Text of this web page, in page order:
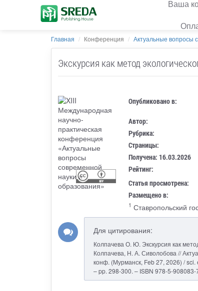
Ваша
Главная Конференция Актуальные вопросы
Экскурсия как метод
Опубликовано в:
Автор:
Рубрика:
Страницы:
Получена: 16.03.2026
Рейтинг:
Статья просмотрена:
Размещено в:
1 Ставропольский
Для цитирования:
Колпачева О. Ю. Экскурсия как
Колпачева, Н. А. Сиволобова //
конф. (Мурманск, Feb 27, 2026) /
– pp. 298-300. – ISBN 978-5-908083-